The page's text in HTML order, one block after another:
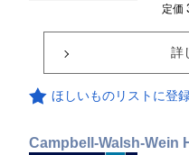
定価
詳
ほしいものリストに登
Campbell-Walsh-Wein